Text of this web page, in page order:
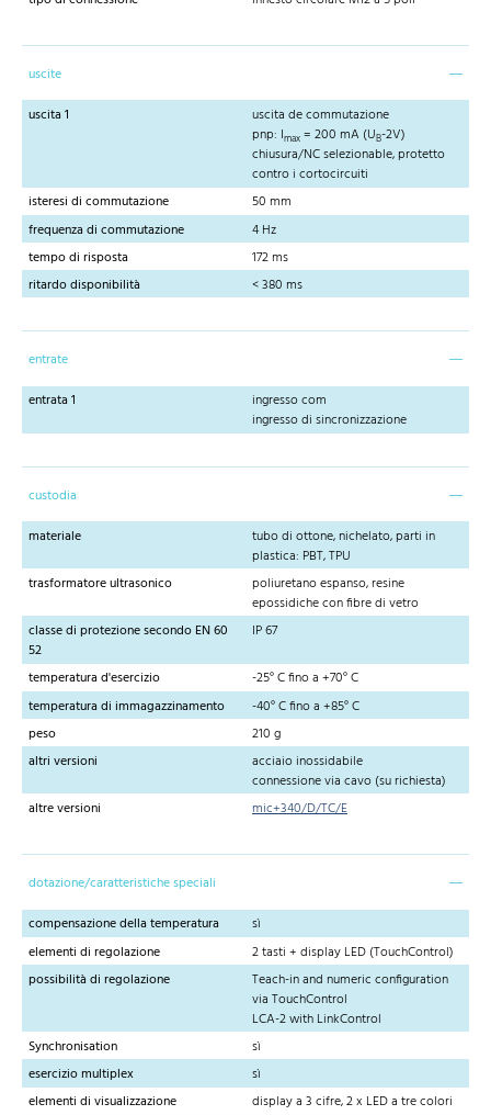
uscite
uscita 1
uscita de commutazione
pnp: Imax = 200 mA (UB-2V)
chiusura/NC selezionable, protetto
contro i cortocircuiti
isteresi di commutazione
50 mm
frequenza di commutazione
4 Hz
tempo di risposta
172 ms
ritardo disponibilità
< 380 ms
entrate
entrata 1
ingresso com
ingresso di sincronizzazione
custodia
materiale
tubo di ottone, nichelato, parti in
plastica: PBT, TPU
trasformatore ultrasonico
poliuretano espanso, resine
epossidiche con fibre di vetro
classe di protezione secondo EN 60
52
IP 67
temperatura d'esercizio
-25° C fino a +70° C
temperatura di immagazzinamento
-40° C fino a +85° C
peso
210 g
altri versioni
acciaio inossidabile
connessione via cavo (su richiesta)
altre versioni
mic+340/D/TC/E
dotazione/caratteristiche speciali
compensazione della temperatura
sì
elementi di regolazione
2 tasti + display LED (TouchControl)
possibilità di regolazione
Teach-in and numeric configuration
via TouchControl
LCA-2 with LinkControl
Synchronisation
sì
esercizio multiplex
sì
elementi di visualizzazione
display a 3 cifre, 2 x LED a tre colori